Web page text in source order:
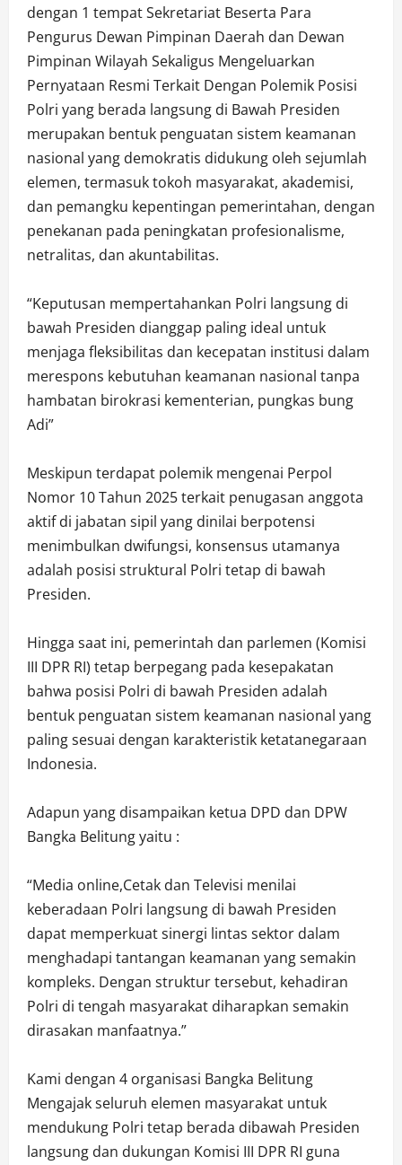
dengan 1 tempat Sekretariat Beserta Para
Pengurus Dewan Pimpinan Daerah dan Dewan
Pimpinan Wilayah Sekaligus Mengeluarkan
Pernyataan Resmi Terkait Dengan Polemik Posisi
Polri yang berada langsung di Bawah Presiden
merupakan bentuk penguatan sistem keamanan
nasional yang demokratis didukung oleh sejumlah
elemen, termasuk tokoh masyarakat, akademisi,
dan pemangku kepentingan pemerintahan, dengan
penekanan pada peningkatan profesionalisme,
netralitas, dan akuntabilitas.
“Keputusan mempertahankan Polri langsung di
bawah Presiden dianggap paling ideal untuk
menjaga fleksibilitas dan kecepatan institusi dalam
merespons kebutuhan keamanan nasional tanpa
hambatan birokrasi kementerian, pungkas bung
Adi”
Meskipun terdapat polemik mengenai Perpol
Nomor 10 Tahun 2025 terkait penugasan anggota
aktif di jabatan sipil yang dinilai berpotensi
menimbulkan dwifungsi, konsensus utamanya
adalah posisi struktural Polri tetap di bawah
Presiden.
Hingga saat ini, pemerintah dan parlemen (Komisi
III DPR RI) tetap berpegang pada kesepakatan
bahwa posisi Polri di bawah Presiden adalah
bentuk penguatan sistem keamanan nasional yang
paling sesuai dengan karakteristik ketatanegaraan
Indonesia.
Adapun yang disampaikan ketua DPD dan DPW
Bangka Belitung yaitu :
“Media online,Cetak dan Televisi menilai
keberadaan Polri langsung di bawah Presiden
dapat memperkuat sinergi lintas sektor dalam
menghadapi tantangan keamanan yang semakin
kompleks. Dengan struktur tersebut, kehadiran
Polri di tengah masyarakat diharapkan semakin
dirasakan manfaatnya.”
Kami dengan 4 organisasi Bangka Belitung
Mengajak seluruh elemen masyarakat untuk
mendukung Polri tetap berada dibawah Presiden
langsung dan dukungan Komisi III DPR RI guna